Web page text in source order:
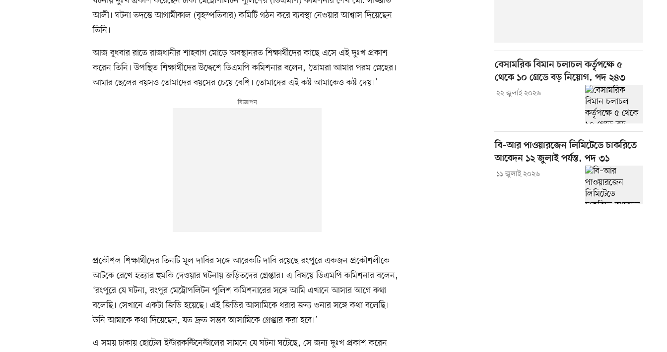
আলী। ঘটনা তদন্তে আগামীকাল (বৃহস্পতিবার) কমিটি গঠন করে ব্যবস্থা নেওয়ার আশ্বাস দিয়েছেন
তিনি।
আজ বুধবার রাতে রাজধানীর শাহবাগ মোড়ে অবস্থানরত শিক্ষার্থীদের কাছে এসে এই দুঃখ প্রকাশ
করেন তিনি। উপস্থিত শিক্ষার্থীদের উদ্দেশে ডিএমপি কমিশনার বলেন, ‘তোমরা আমার পরম স্নেহের।
আমার ছেলের বয়সও তোমাদের বয়সের চেয়ে বেশি। তোমাদের এই কষ্ট আমাকেও কষ্ট দেয়।’
প্রকৌশল শিক্ষার্থীদের তিনটি মূল দাবির সঙ্গে আরেকটি দাবি রয়েছে রংপুরে একজন প্রকৌশলীকে
আটকে রেখে হত্যার হুমকি দেওয়ার ঘটনায় জড়িতদের গ্রেপ্তার। এ বিষয়ে ডিএমপি কমিশনার বলেন,
‘রংপুরে যে ঘটনা, রংপুর মেট্রোপলিটন পুলিশ কমিশনারের সঙ্গে আমি এখানে আসার আগে কথা
বলেছি। সেখানে একটা জিডি হয়েছে। এই জিডির আসামিকে ধরার জন্য ওনার সঙ্গে কথা বলেছি।
উনি আমাকে কথা দিয়েছেন, যত দ্রুত সম্ভব আসামিকে গ্রেপ্তার করা হবে।’
এ সময় ঢাকায় হোটেল ইন্টারকন্টিনেন্টালের সামনে যে ঘটনা ঘটেছে, সে জন্য দুঃখ প্রকাশ করেন
বেসামরিক বিমান চলাচল কর্তৃপক্ষে ৫
থেকে ১০ গ্রেডে বড় নিয়োগ, পদ ২৪৩
২২ জুলাই ২০২৬
বি–আর পাওয়ারজেন লিমিটেডে চাকরিতে
আবেদন ১২ জুলাই পর্যন্ত, পদ ৩১
১১ জুলাই ২০২৬